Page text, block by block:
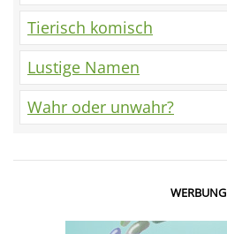
Tierisch komisch
Lustige Namen
Wahr oder unwahr?
WERBUNG